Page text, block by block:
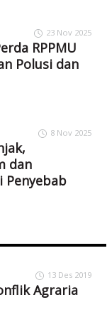
23 Nov 2025
RPPMU
Polusi dan
8 Nov 2025
dan
Penyebab
13 Des 2019
Agraria